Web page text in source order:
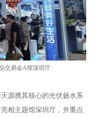
交易会A馆深圳厅
源携其核心的光伏扬水系
相主题馆深圳厅，并重点